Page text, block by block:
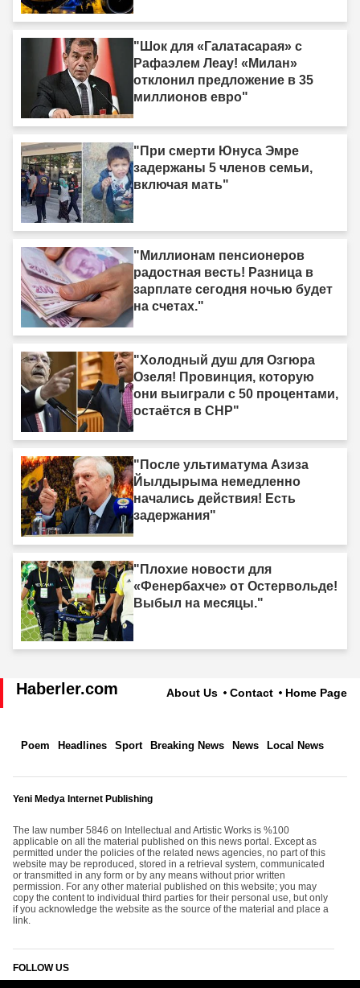
"Шок для «Галатасарая» с
Рафаэлем Леау! «Милан»
отклонил предложение в 35
миллионов евро"
"При смерти Юнуса Эмре
задержаны 5 членов семьи,
включая мать"
"Миллионам пенсионеров
радостная весть! Разница в
зарплате сегодня ночью будет
на счетах."
"Холодный душ для Озгюра
Озеля! Провинция, которую
они выиграли с 50 процентами,
остаётся в CHP"
"После ультиматума Азиза
Йылдырыма немедленно
начались действия! Есть
задержания"
"Плохие новости для
«Фенербахче» от Остервольде!
Выбыл на месяцы."
Haberler.com About Us Contact Home Page
Poem Headlines Sport Breaking News News Local News
Yeni Medya Internet Publishing
The law number 5846 on Intellectual and Artistic Works is %100
applicable on all the material published on this news portal. Except as
permitted under the policies of the related news agencies, no part of this
website may be reproduced, stored in a retrieval system, communicated
or transmitted in any form or by any means without prior written
permission. For any other material published on this website; you may
copy the content to individual third parties for their personal use, but only
if you acknowledge the website as the source of the material and place a
link.
FOLLOW US